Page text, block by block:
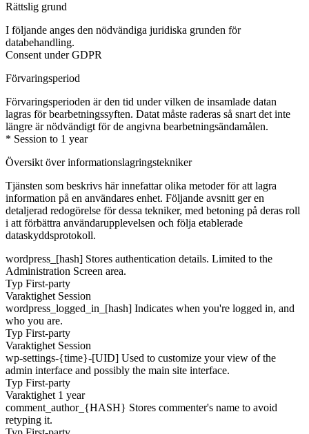
Rättslig grund
I följande anges den nödvändiga juridiska grunden för
databehandling.
Consent under GDPR
Förvaringsperiod
Förvaringsperioden är den tid under vilken de insamlade datan
lagras för bearbetningssyften. Datat måste raderas så snart det inte
längre är nödvändigt för de angivna bearbetningsändamålen.
* Session to 1 year
Översikt över informationslagringstekniker
Tjänsten som beskrivs här innefattar olika metoder för att lagra
information på en användares enhet. Följande avsnitt ger en
detaljerad redogörelse för dessa tekniker, med betoning på deras roll
i att förbättra användarupplevelsen och följa etablerade
dataskyddsprotokoll.
wordpress_[hash] Stores authentication details. Limited to the
Administration Screen area.
Typ First-party
Varaktighet Session
wordpress_logged_in_[hash] Indicates when you're logged in, and
who you are.
Typ First-party
Varaktighet Session
wp-settings-{time}-[UID] Used to customize your view of the
admin interface and possibly the main site interface.
Typ First-party
Varaktighet 1 year
comment_author_{HASH} Stores commenter's name to avoid
retyping it.